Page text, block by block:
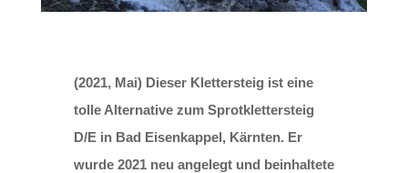
(2021, Mai) Dieser Klettersteig ist eine
tolle Alternative zum Sprotklettersteig
D/E in Bad Eisenkappel, Kärnten. Er
wurde 2021 neu angelegt und beinhaltete